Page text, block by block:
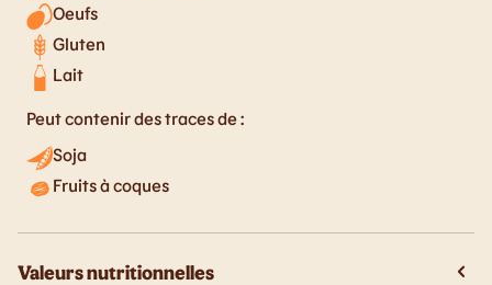
Oeufs
Gluten
Lait
Peut contenir des traces de :
Soja
Fruits à coques
Valeurs nutritionnelles